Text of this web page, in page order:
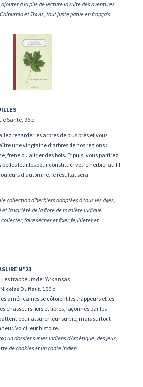
ajouter à la pile de lecture la suite des aventures
et Travis, tout juste parue en français.
Santé, 96 p.
regarder les arbres de plus près et vous
une vingtaine d’arbres de nos régions :
frêne ou alisier des bois. Et puis, vous partirez
belles feuilles pour constituer votre herbier au fil
d’automne, le résultat sera
collection d’herbiers adaptées à tous les âges,
et la variété de la flore de manière ludique.
faire sécher et fixer, feuilleter et
N°23
trappeurs de l’Arkansas
Duffaut. 100 p.
américaines se côtoient les trappeurs et les
chasseurs fiers et libres, façonnés par les
pour assurer leur survie, mais surtout
Voici leur histoire.
:un dossier sur les indiens d’Amérique, des jeux,
de cookies et un conte indien.